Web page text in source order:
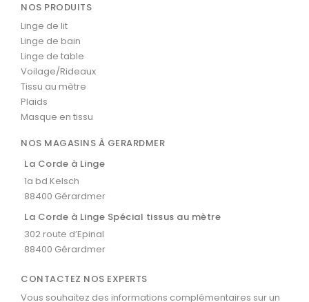
NOS PRODUITS
Linge de lit
Linge de bain
Linge de table
Voilage/Rideaux
Tissu au mètre
Plaids
Masque en tissu
NOS MAGASINS À GERARDMER
La Corde à Linge
1a bd Kelsch
88400 Gérardmer
La Corde à Linge Spécial tissus au mètre
302 route d’Epinal
88400 Gérardmer
CONTACTEZ NOS EXPERTS
Vous souhaitez des informations complémentaires sur un